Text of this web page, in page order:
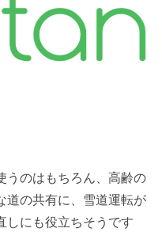
うのはもちろん、高齢の
道の共有に、雪道運転が
しにも役立ちそうです